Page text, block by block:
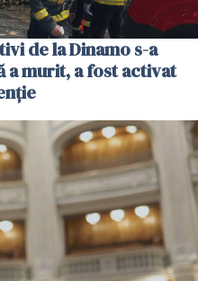
de la Dinamo s-a
a murit, a fost activat